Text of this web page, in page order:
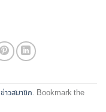
ข่าวสมาชิก. Bookmark the